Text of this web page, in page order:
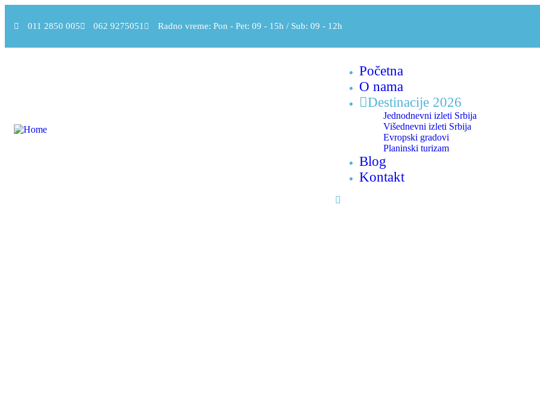
011 2850 005 062 9275051 Radno vreme: Pon - Pet: 09 - 15h / Sub: 09 - 12h
Početna
O nama
Destinacije 2026
Jednodnevni izleti Srbija
Višednevni izleti Srbija
Evropski gradovi
Planinski turizam
Blog
Kontakt